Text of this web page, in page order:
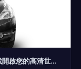
白底汽車正面美圖，影樓級質感免費下載開啟您的高清世界資源探索旅途